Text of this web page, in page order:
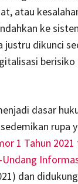
atau
ke
dikunci
dasar
rupa
1 Tahun
dan